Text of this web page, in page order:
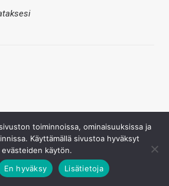
toiminnoissa, ominaisuuksissa ja
Käyttämällä sivustoa hyväksyt
evästeiden käytön.
En hyväksy Lisätietoja